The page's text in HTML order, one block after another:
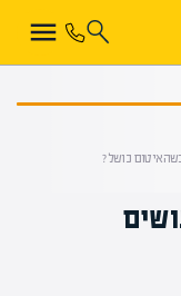
כושל?